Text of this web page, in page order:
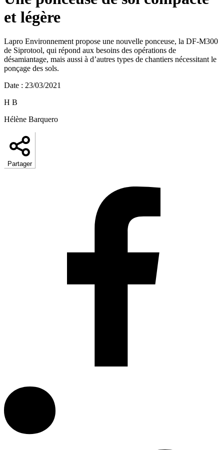
et légère
Lapro Environnement propose une nouvelle ponceuse, la DF-M300
de Siprotool, qui répond aux besoins des opérations de
désamiantage, mais aussi à d’autres types de chantiers nécessitant le
ponçage des sols.
Date : 23/03/2021
H B
Hélène Barquero
Partager